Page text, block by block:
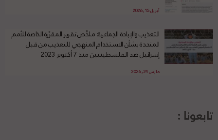
أبريل 15, 2026
التعذيب والإبادة الجماعية: ملخّص تقرير المقرّرة الخاصة للأمم
المتحدة بشأن الاستخدام المنهجي للتعذيب من قبل
إسرائيل ضد الفلسطينيين منذ 7 أكتوبر 2023
مارس 24, 2026
تابعونا :